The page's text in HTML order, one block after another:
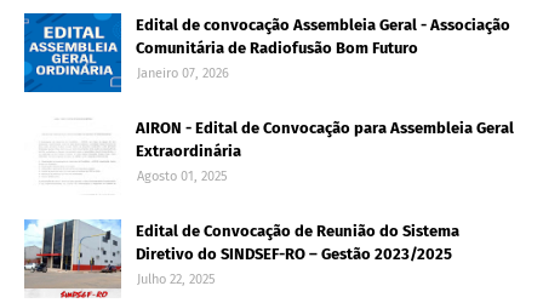
Edital de convocação Assembleia Geral - Associação
Comunitária de Radiofusão Bom Futuro
Janeiro 07, 2026
AIRON - Edital de Convocação para Assembleia Geral
Extraordinária
Agosto 01, 2025
Edital de Convocação de Reunião do Sistema
Diretivo do SINDSEF-RO – Gestão 2023/2025
Julho 22, 2025